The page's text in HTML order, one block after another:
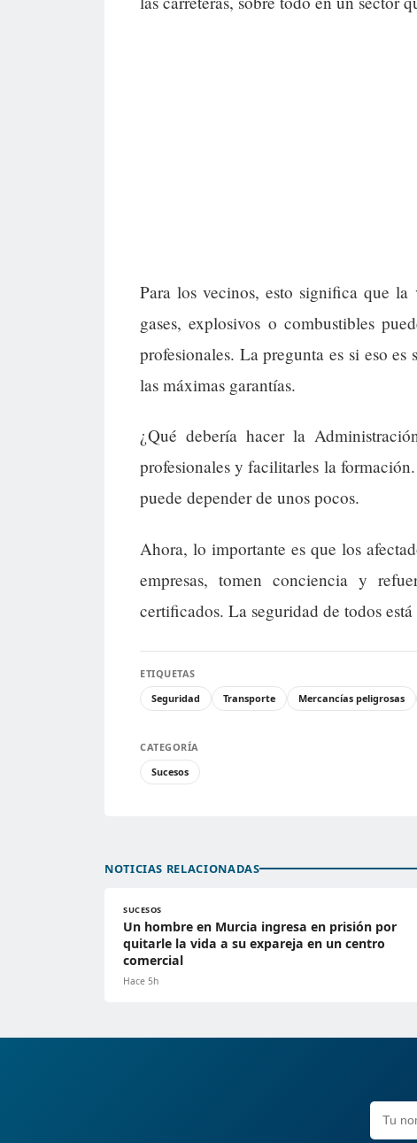
Para los vecinos, esto significa que
gases, explosivos o combustibles
profesionales. La pregunta es si eso
las máximas garantías.
¿Qué debería hacer la
profesionales y facilitarles la
puede depender de unos pocos.
Ahora, lo importante es que los
empresas, tomen conciencia y
certificados. La seguridad de todos
ETIQUETAS
Seguridad
Transporte Mercancías peligrosas
CATEGORÍA
Sucesos
NOTICIAS RELACIONADAS
SUCESOS
Un hombre en Murcia ingresa en prisión por
quitarle la vida a su expareja en un centro
comercial
Hace 5h